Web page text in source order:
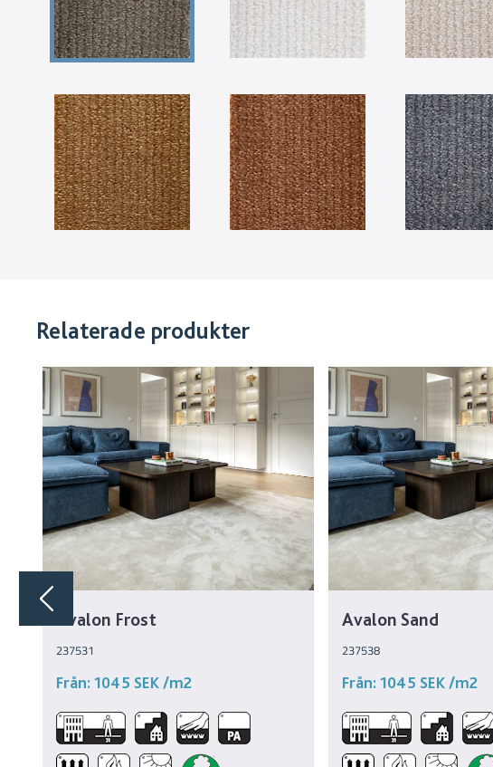
Relaterade produkter
Avalon Frost
237531
Från:1045 SEK /m2
Avalon Sand
237538
Från:1045 SEK /m2